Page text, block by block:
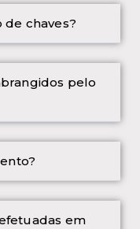
de chaves?
pelo
em